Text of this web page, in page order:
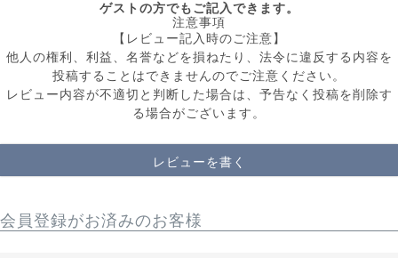
ゲストの方でもご記入できます。
注意事項
【レビュー記入時のご注意】
他人の権利、利益、名誉などを損ねたり、法令に違反する内容を
投稿することはできませんのでご注意ください。
レビュー内容が不適切と判断した場合は、予告なく投稿を削除す
る場合がございます。
レビューを書く
会員登録がお済みのお客様